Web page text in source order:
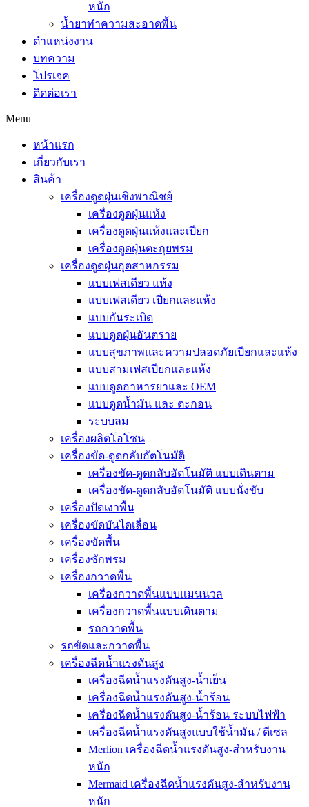
หนัก
น้ำยาทำความสะอาดพื้น
ตำแหน่งงาน
บทความ
โปรเจค
ติดต่อเรา
Menu
หน้าแรก
เกี่ยวกับเรา
สินค้า
เครื่องดูดฝุ่นเชิงพาณิชย์
เครื่องดูดฝุ่นแห้ง
เครื่องดูดฝุ่นแห้งและเปียก
เครื่องดูดฝุ่นตะกุยพรม
เครื่องดูดฝุ่นอุตสาหกรรม
แบบเฟสเดียว แห้ง
แบบเฟสเดียว เปียกและแห้ง
แบบกันระเบิด
แบบดูดฝุ่นอันตราย
แบบสุขภาพและความปลอดภัยเปียกและแห้ง
แบบสามเฟสเปียกและแห้ง
แบบดูดอาหารยาและ OEM
แบบดูดน้ำมัน และ ตะกอน
ระบบลม
เครื่องผลิตโอโซน
เครื่องขัด-ดูดกลับอัตโนมัติ
เครื่องขัด-ดูดกลับอัตโนมัติ แบบเดินตาม
เครื่องขัด-ดูดกลับอัตโนมัติ แบบนั่งขับ
เครื่องปัดเงาพื้น
เครื่องขัดบันไดเลื่อน
เครื่องขัดพื้น
เครื่องซักพรม
เครื่องกวาดพื้น
เครื่องกวาดพื้นแบบแมนนวล
เครื่องกวาดพื้นแบบเดินตาม
รถกวาดพื้น
รถขัดและกวาดพื้น
เครื่องฉีดน้ำแรงดันสูง
เครื่องฉีดน้ำแรงดันสูง-น้ำเย็น
เครื่องฉีดน้ำแรงดันสูง-น้ำร้อน
เครื่องฉีดน้ำแรงดันสูง-น้ำร้อน ระบบไฟฟ้า
เครื่องฉีดน้ำแรงดันสูงแบบใช้น้ำมัน / ดีเซล
Merlion เครื่องฉีดน้ำแรงดันสูง-สำหรับงาน
หนัก
Mermaid เครื่องฉีดน้ำแรงดันสูง-สำหรับงาน
หนัก